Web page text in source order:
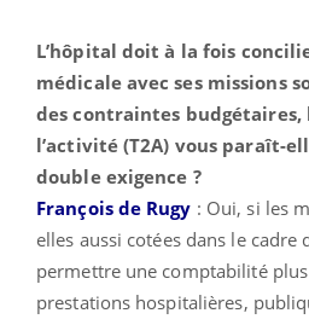
L’hôpital doit à la fois
médicale avec ses missions
des contraintes
l’activité (T2A) vous paraît-
double exigence ?
François de Rugy : Oui, si les
elles aussi cotées dans le cadre
permettre une comptabilité
prestations hospitalières,